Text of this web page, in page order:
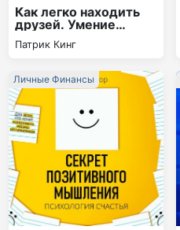
Как легко находить
друзей. Умение
моментально
очаровывать и
контакт
Патрик Кинг
Личные Финансы